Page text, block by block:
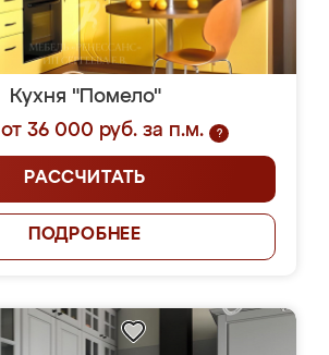
Кухня "Помело"
36 000 руб. за п.м.
?
РАССЧИТАТЬ
ПОДРОБНЕЕ